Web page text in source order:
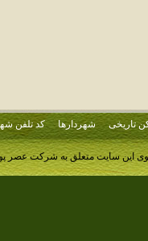
تاریخی شهردارها کد تلفن
این سایت متعلق به شرکت عصر